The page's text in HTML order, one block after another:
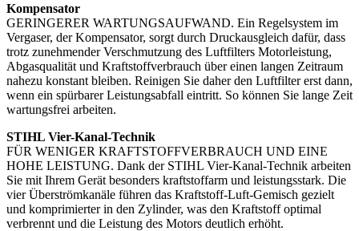
Kompensator
GERINGERER WARTUNGSAUFWAND. Ein Regelsystem im
Vergaser, der Kompensator, sorgt durch Druckausgleich dafür, dass
trotz zunehmender Verschmutzung des Luftfilters Motorleistung,
Abgasqualität und Kraftstoffverbrauch über einen langen Zeitraum
nahezu konstant bleiben. Reinigen Sie daher den Luftfilter erst dann,
wenn ein spürbarer Leistungsabfall eintritt. So können Sie lange Zeit
wartungsfrei arbeiten.
STIHL Vier-Kanal-Technik
FÜR WENIGER KRAFTSTOFFVERBRAUCH UND EINE
HOHE LEISTUNG. Dank der STIHL Vier-Kanal-Technik arbeiten
Sie mit Ihrem Gerät besonders kraftstoffarm und leistungsstark. Die
vier Überströmkanäle führen das Kraftstoff-Luft-Gemisch gezielt
und komprimierter in den Zylinder, was den Kraftstoff optimal
verbrennt und die Leistung des Motors deutlich erhöht.